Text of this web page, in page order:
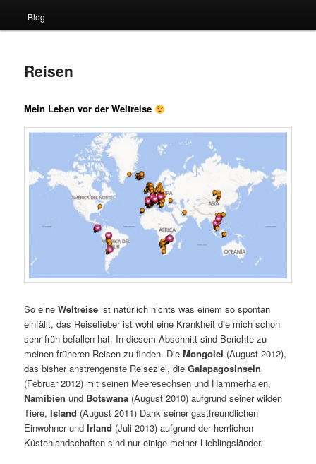
Blog
Reisen
Mein Leben vor der Weltreise
So eineWeltreise ist natürlich nichts was einem so spontan
einfällt, das Reisefieber ist wohl eine Krankheit die mich schon
sehr früh befallen hat. In diesem Abschnitt sind Berichte zu
meinen früheren Reisen zu finden. DieMongolei (August 2012),
das bisher anstrengenste Reiseziel, dieGalapagosinseln
(Februar 2012) mit seinen Meeresechsen und Hammerhaien,
Namibien und Botswana (August 2010) aufgrund seiner wilden
Tiere,Island (August 2011) Dank seiner gastfreundlichen
Einwohner undIrland (Juli 2013) aufgrund der herrlichen
Küstenlandschaften sind nur einige meiner Lieblingsländer.